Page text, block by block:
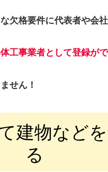
欠格要件に代表者や会
工事業者として登録が
せん！
建物など
る